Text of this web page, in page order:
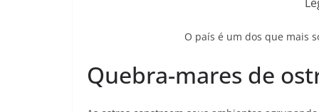
O país é um dos que mais
Quebra-mares de